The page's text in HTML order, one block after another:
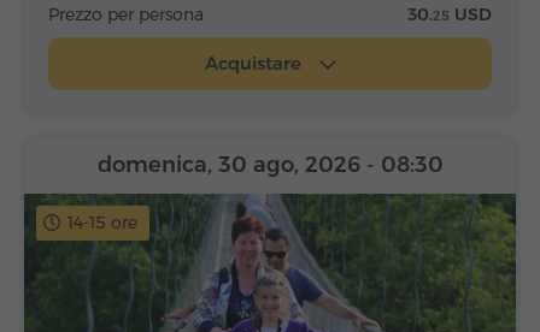
Prezzo per persona 30.25 USD
Acquistare
14-15 ore
domenica, 30 ago, 2026 - 08:30